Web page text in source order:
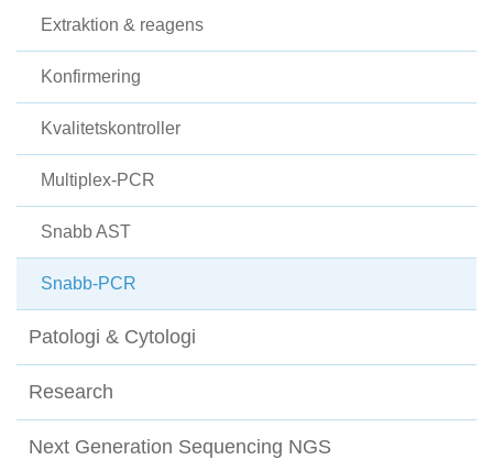
Extraktion & reagens
Konfirmering
Kvalitetskontroller
Multiplex-PCR
Snabb AST
Snabb-PCR
Patologi & Cytologi
Research
Next Generation Sequencing NGS